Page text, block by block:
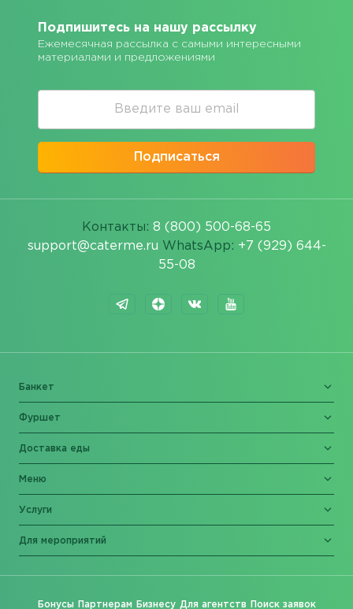
Подпишитесь на нашу рассылку
Ежемесячная рассылка с самыми интересными
материалами и предложениями
Подписаться
Контакты: 8 (800) 500-68-65
support@caterme.ru WhatsApp: +7 (929) 644-
55-08
Банкет
Фуршет
Доставка еды
Меню
Услуги
Для мероприятий
Бонусы Партнерам Бизнесу Для агентств Поиск заявок